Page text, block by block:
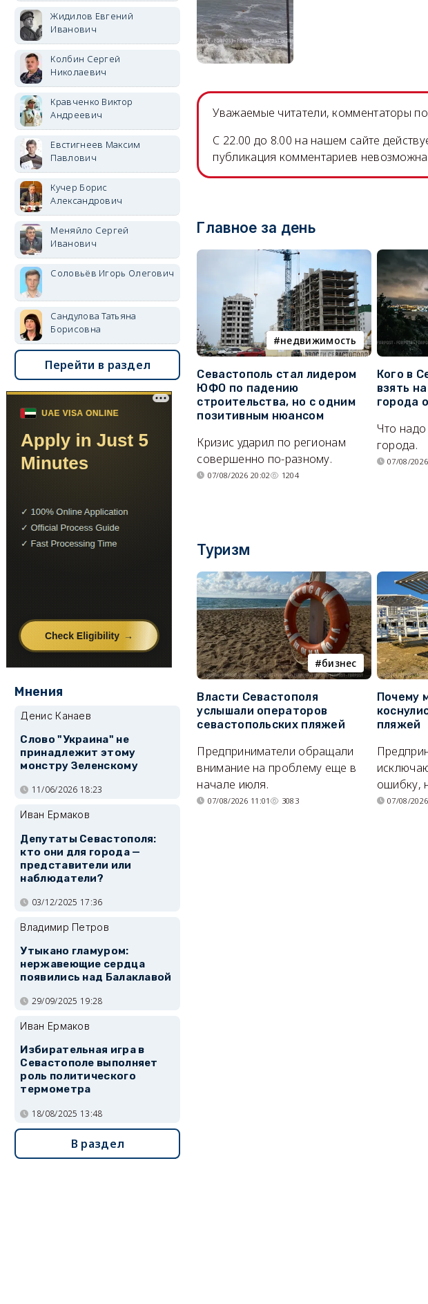
Уважаемые читатели, комментаторы
C 22.00 до 8.00 на нашем сайте
публикация комментариев
Главное за день
недвижимость
Севастополь стал лидером
ЮФО по падению
строительства, но с одним
позитивным нюансом
Кризис ударил по регионам
совершенно по-разному.
07/08/2026 20:02 1204
Кого в
взять
города
Что
города.
07/08/
Туризм
бизнес
Власти Севастополя
услышали операторов
севастопольских пляжей
Предприниматели обращали
внимание на проблему еще в
начале июля.
07/08/2026 11:01 3083
Почему
пляжей
ошибку,
07/08/
Жидилов Евгений
Иванович
Колбин Сергей
Николаевич
Кравченко Виктор
Андреевич
Евстигнеев Максим
Павлович
Кучер Борис
Александрович
Меняйло Сергей
Иванович
Соловьёв Игорь Олегович
Сандулова Татьяна
Борисовна
Перейти в раздел
Мнения
Денис Канаев
Слово "Украина" не
принадлежит этому
монстру Зеленскому
11/06/2026 18:23
Иван Ермаков
Депутаты Севастополя:
кто они для города —
представители или
наблюдатели?
03/12/2025 17:36
Владимир Петров
Утыкано гламуром:
нержавеющие сердца
появились над Балаклавой
29/09/2025 19:28
Иван Ермаков
Избирательная игра в
Севастополе выполняет
роль политического
термометра
18/08/2025 13:48
В раздел